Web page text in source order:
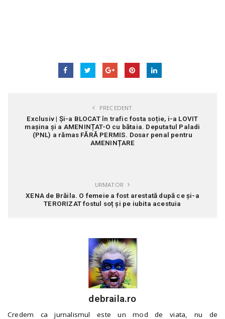
PRECEDENT
Exclusiv | Și-a BLOCAT în trafic fosta soție, i-a LOVIT
mașina și a AMENINȚAT-O cu bătaia. Deputatul Paladi
(PNL) a rămas FĂRĂ PERMIS. Dosar penal pentru
AMENINȚARE
URMATOR
XENA de Brăila. O femeie a fost arestată după ce și-a
TERORIZAT fostul soț și pe iubita acestuia
debraila.ro
Credem ca jurnalismul este un mod de viata, nu de